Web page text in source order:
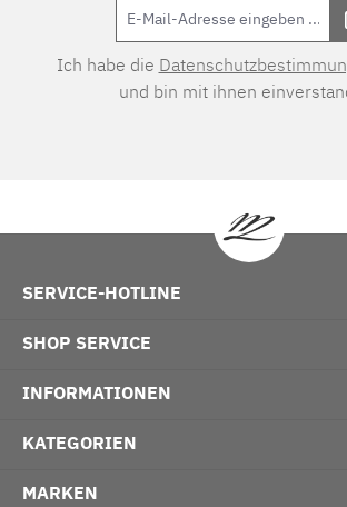
Ich habe die
und bin mit ihnen
SERVICE-HOTLINE
SHOP SERVICE
INFORMATIONEN
KATEGORIEN
MARKEN